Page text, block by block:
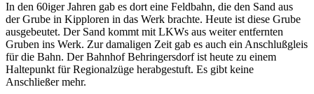
In den 60iger Jahren gab es dort eine Feldbahn, die den Sand aus
der Grube in Kipploren in das Werk brachte. Heute ist diese Grube
ausgebeutet. Der Sand kommt mit LKWs aus weiter entfernten
Gruben ins Werk. Zur damaligen Zeit gab es auch ein Anschlußgleis
für die Bahn. Der Bahnhof Behringersdorf ist heute zu einem
Haltepunkt für Regionalzüge herabgestuft. Es gibt keine
Anschließer mehr.